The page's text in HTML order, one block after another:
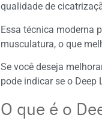
qualidade de
Essa técnica moderna
musculatura, o que
Se você deseja
pode indicar se o
O que é o